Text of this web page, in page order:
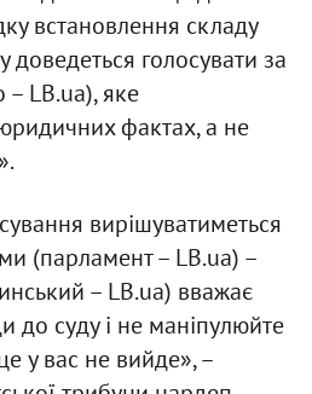
встановлення складу
доведеться голосувати за
LB.ua), яке
фактах, а не
вирішуватиметься
(парламент – LB.ua) –
– LB.ua) вважає
до суду і не маніпулюйте
у вас не вийде», –